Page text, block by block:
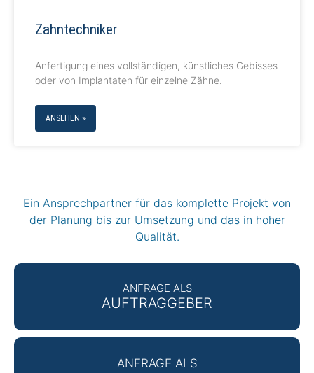
Zahntechniker
Anfertigung eines vollständigen, künstliches Gebisses
oder von Implantaten für einzelne Zähne.
ANSEHEN »
Ein Ansprechpartner für das komplette Projekt von
der Planung bis zur Umsetzung und das in hoher
Qualität.
ANFRAGE ALS
AUFTRAGGEBER
ANFRAGE ALS